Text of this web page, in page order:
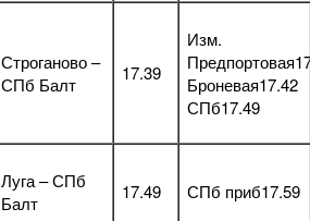
Строганово –
СПб Балт
17.39
Изм.
Броневая17.42
СПб17.49
Луга – СПб
Балт
17.49 СПб приб17.59